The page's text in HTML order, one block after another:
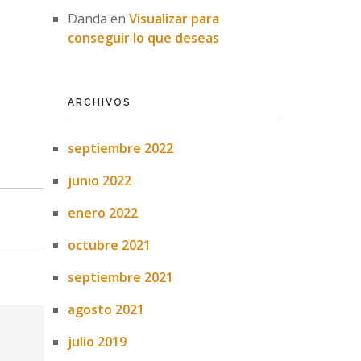
Danda en Visualizar para
conseguir lo que deseas
ARCHIVOS
septiembre 2022
junio 2022
enero 2022
octubre 2021
septiembre 2021
agosto 2021
julio 2019